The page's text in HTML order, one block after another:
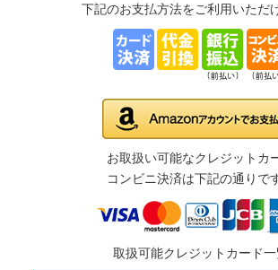
下記のお支払方法をご利用いただ
お取扱い可能なクレジットカ
コンビニ決済は下記の通りです
取扱可能クレジットカード